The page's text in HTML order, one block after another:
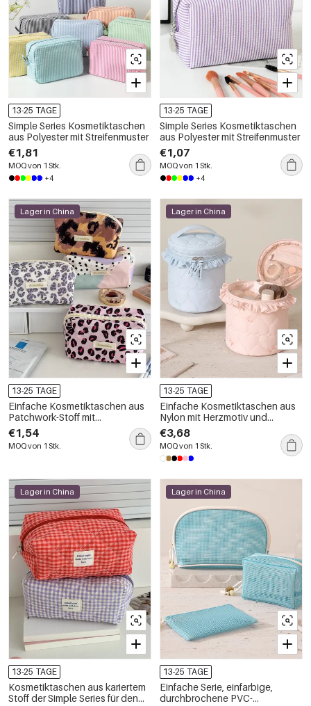
13-25 TAGE
Simple Series Kosmetiktaschen
aus Polyester mit Streifenmuster
€1,81
MOQ von 1 Stk.
+4
13-25 TAGE
Simple Series Kosmetiktaschen
aus Polyester mit Streifenmuster
€1,07
MOQ von 1 Stk.
+4
Lager in China
13-25 TAGE
Einfache Kosmetiktaschen aus
Patchwork-Stoff mit
Leopardenmuster und
verschiedenen Farben
€1,54
MOQ von 1 Stk.
Lager in China
13-25 TAGE
Einfache Kosmetiktaschen aus
Nylon mit Herzmotiv und
Schleife in Unifarben
€3,68
MOQ von 1 Stk.
Lager in China
13-25 TAGE
Kosmetiktaschen aus kariertem
Stoff der Simple Series für den
Lager in China
13-25 TAGE
Einfache Serie, einfarbige,
durchbrochene PVC-